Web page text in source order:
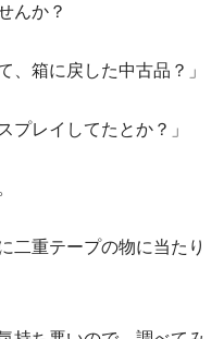
んか？
、箱に戻した中古品？」
プレイしてたとか？」
二重テープの物に当たり